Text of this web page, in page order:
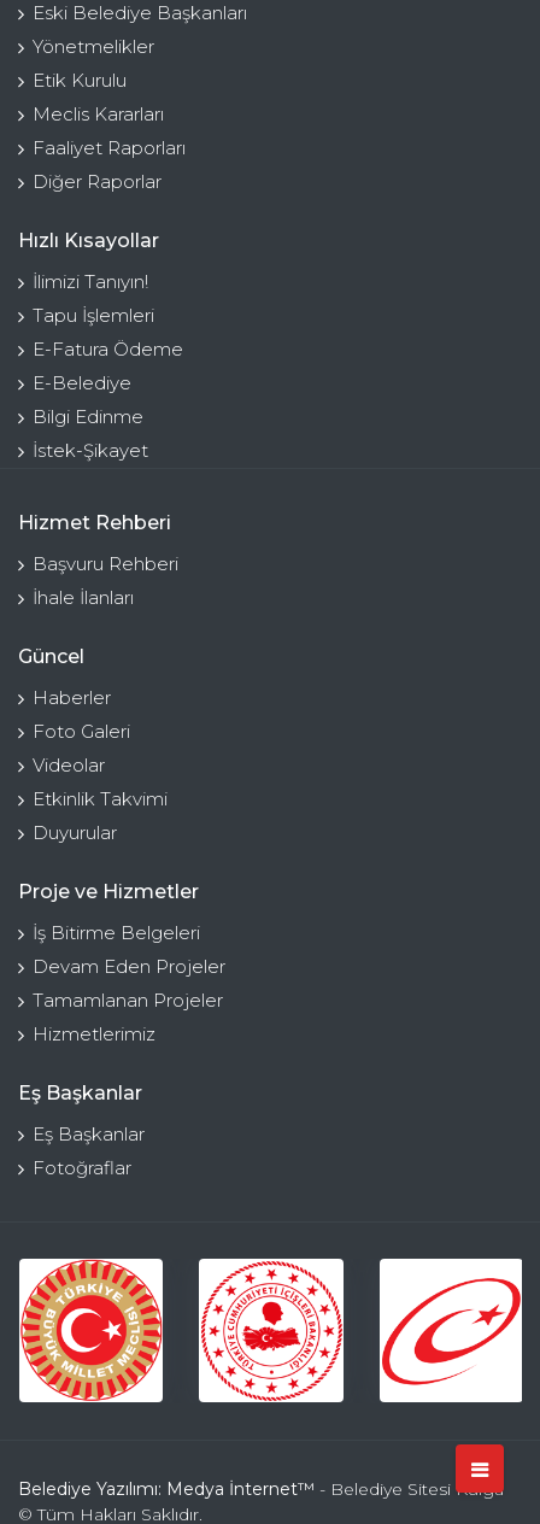
Eski Belediye Başkanları
Yönetmelikler
Etik Kurulu
Meclis Kararları
Faaliyet Raporları
Diğer Raporlar
Hızlı Kısayollar
İlimizi Tanıyın!
Tapu İşlemleri
E-Fatura Ödeme
E-Belediye
Bilgi Edinme
İstek-Şikayet
Hizmet Rehberi
Başvuru Rehberi
İhale İlanları
Güncel
Haberler
Foto Galeri
Videolar
Etkinlik Takvimi
Duyurular
Proje ve Hizmetler
İş Bitirme Belgeleri
Devam Eden Projeler
Tamamlanan Projeler
Hizmetlerimiz
Eş Başkanlar
Eş Başkanlar
Fotoğraflar
Belediye Yazılımı: Medya İnternet™ - Belediye Sitesi Kulga
© Tüm Hakları Saklıdır.